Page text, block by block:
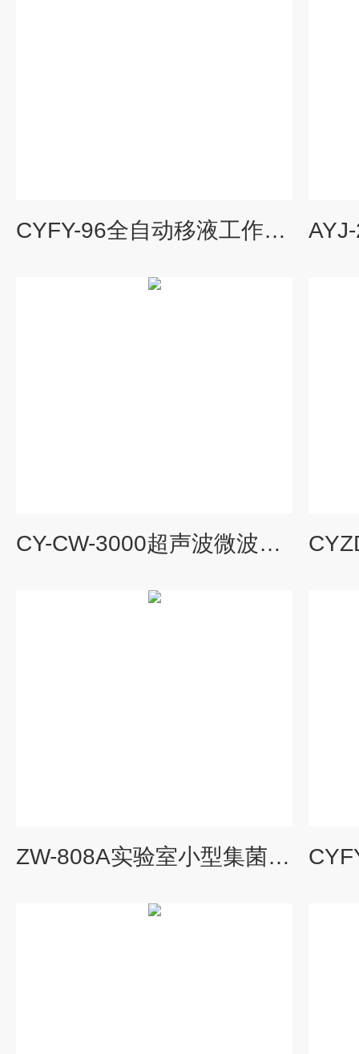
CYFY-96全自动移液工作站 吸液分液吹样混匀稀释
CY-CW-3000超声波微波协同萃取仪 液晶屏监测前处理
ZW-808A实验室小型集菌仪 无菌培育滤膜过滤